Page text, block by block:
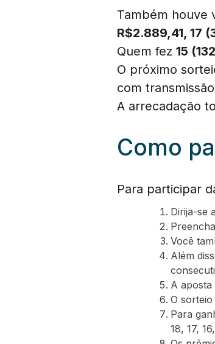
Também houve
R$2.889,41, 17
Quem fez 15
O próximo
com
A arrecadação
Como
Para participar
Dirija-se
Você
Além
A aposta
O
Para
18, 17,